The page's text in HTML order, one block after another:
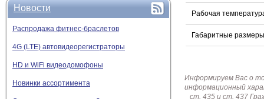
Новости
Распродажа фитнес-браслетов
4G (LTE) автовидеорегистраторы
HD и WiFi видеодомофоны
Новинки ассортимента
Рабочая
Габаритные размеры
Информируем Вас о
информационный
ст. 435 и ст. 437